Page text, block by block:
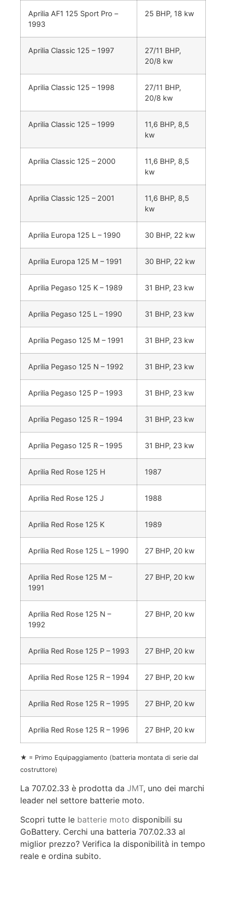
Aprilia AF1 125 Sport Pro –
1993
25 BHP, 18 kw
Aprilia Classic 125 – 1997
27/11 BHP,
20/8 kw
Aprilia Classic 125 – 1998
27/11 BHP,
20/8 kw
Aprilia Classic 125 – 1999
11,6 BHP, 8,5
kw
Aprilia Classic 125 – 2000
11,6 BHP, 8,5
kw
Aprilia Classic 125 – 2001
11,6 BHP, 8,5
kw
Aprilia Europa 125 L – 1990 30 BHP, 22 kw
Aprilia Europa 125 M – 1991 30 BHP, 22 kw
Aprilia Pegaso 125 K – 1989 31 BHP, 23 kw
Aprilia Pegaso 125 L – 1990 31 BHP, 23 kw
Aprilia Pegaso 125 M – 1991 31 BHP, 23 kw
Aprilia Pegaso 125 N – 1992 31 BHP, 23 kw
Aprilia Pegaso 125 P – 1993 31 BHP, 23 kw
Aprilia Pegaso 125 R – 1994 31 BHP, 23 kw
Aprilia Pegaso 125 R – 1995 31 BHP, 23 kw
Aprilia Red Rose 125 H 1987
Aprilia Red Rose 125 J 1988
Aprilia Red Rose 125 K 1989
Aprilia Red Rose 125 L – 1990 27 BHP, 20 kw
Aprilia Red Rose 125 M –
1991
27 BHP, 20 kw
Aprilia Red Rose 125 N –
1992
27 BHP, 20 kw
Aprilia Red Rose 125 P – 1993 27 BHP, 20 kw
Aprilia Red Rose 125 R – 1994 27 BHP, 20 kw
Aprilia Red Rose 125 R – 1995 27 BHP, 20 kw
Aprilia Red Rose 125 R – 1996 27 BHP, 20 kw
★ = Primo Equipaggiamento (batteria montata di serie dal
costruttore)
La 707.02.33 è prodotta da JMT, uno dei marchi
leader nel settore batterie moto.
Scopri tutte le batterie moto disponibili su
GoBattery. Cerchi una batteria 707.02.33 al
miglior prezzo? Verifica la disponibilità in tempo
reale e ordina subito.